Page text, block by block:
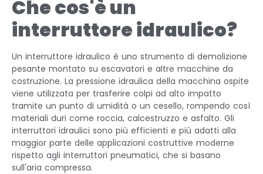
Che cos'è un
interruttore idraulico?
Un interruttore idraulico è uno strumento di demolizione
pesante montato su escavatori e altre macchine da
costruzione. La pressione idraulica della macchina ospite
viene utilizzata per trasferire colpi ad alto impatto
tramite un punto di umidità o un cesello, rompendo così
materiali duri come roccia, calcestruzzo e asfalto. Gli
interruttori idraulici sono più efficienti e più adatti alla
maggior parte delle applicazioni costruttive moderne
rispetto agli interruttori pneumatici, che si basano
sull'aria compressa.